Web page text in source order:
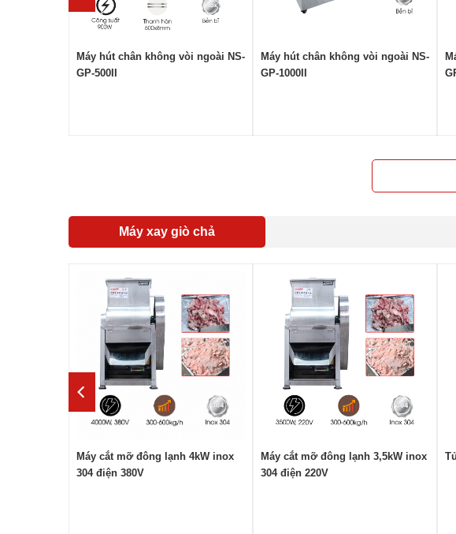
Máy hút chân không vòi ngoài NS-
GP-500II
Máy hút chân không vòi ngoài NS-
GP-1000II
Máy xay giò chả
Máy cắt mỡ đông lạnh 4kW inox
304 điện 380V
Máy cắt mỡ đông lạnh 3,5kW inox
304 điện 220V